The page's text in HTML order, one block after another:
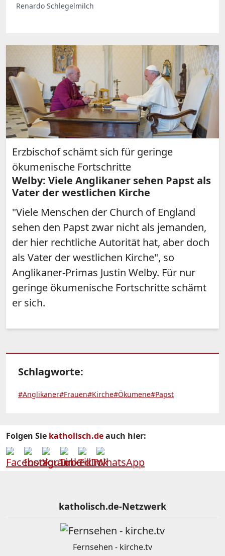
Renardo Schlegelmilch
Erzbischof schämt sich für geringe
ökumenische Fortschritte
Welby: Viele Anglikaner sehen Papst als
Vater der westlichen Kirche
"Viele Menschen der Church of England
sehen den Papst zwar nicht als jemanden,
der hier rechtliche Autorität hat, aber doch
als Vater der westlichen Kirche", so
Anglikaner-Primas Justin Welby. Für nur
geringe ökumenische Fortschritte schämt
er sich.
Schlagworte:
#Anglikaner#Frauen#Kirche#Ökumene#Papst
Folgen Sie katholisch.deauch hier:
katholisch.de-Netzwerk
Fernsehen - kirche.tv